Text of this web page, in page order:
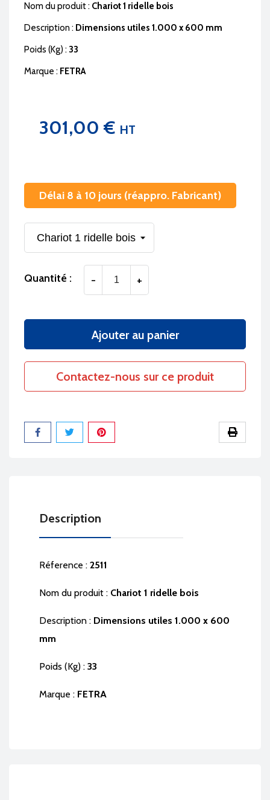
Nom du produit : Chariot 1 ridelle bois
Description : Dimensions utiles 1.000 x 600 mm
Poids (Kg) : 33
Marque : FETRA
301,00 € HT
Délai 8 à 10 jours (réappro. Fabricant)
Quantité : - +
Ajouter au panier
Contactez-nous sur ce produit
Partager
Description
Réference : 2511
Nom du produit : Chariot 1 ridelle bois
Description : Dimensions utiles 1.000 x 600
mm
Poids (Kg) : 33
Marque : FETRA